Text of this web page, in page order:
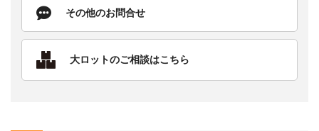
その他のお問合せ
大ロットのご相談はこちら